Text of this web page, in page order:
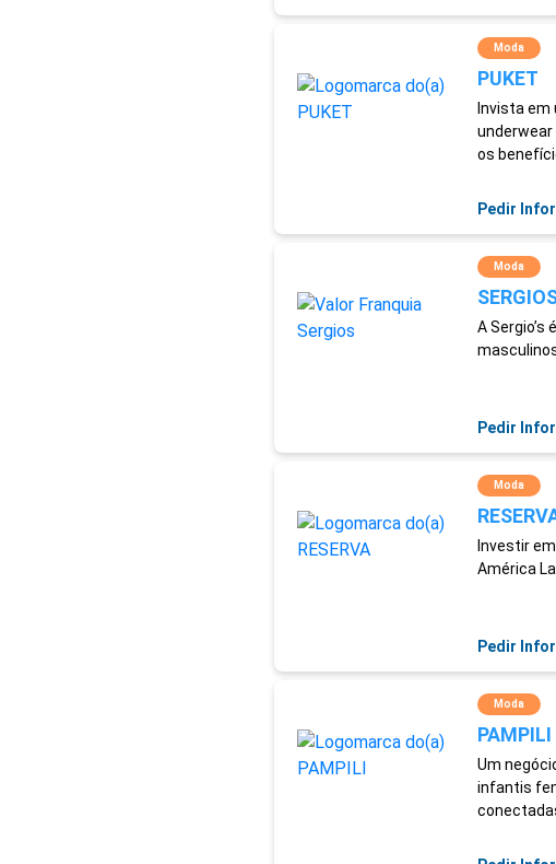
Moda
PUKET
Invista em
underwear
os
Pedir
Moda
A
Pedir
Moda
Investir
América
Pedir
Moda
PAMPILI
Um
infantis